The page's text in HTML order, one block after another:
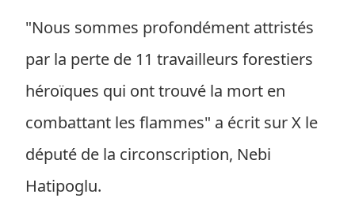
"Nous sommes profondément attristés
par la perte de 11 travailleurs forestiers
héroïques qui ont trouvé la mort en
combattant les flammes" a écrit sur X le
député de la circonscription, Nebi
Hatipoglu.